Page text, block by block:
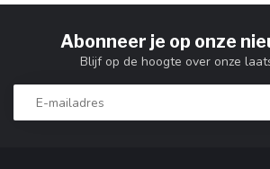
Abonneer je op onze
Blijf op de hoogte over onze